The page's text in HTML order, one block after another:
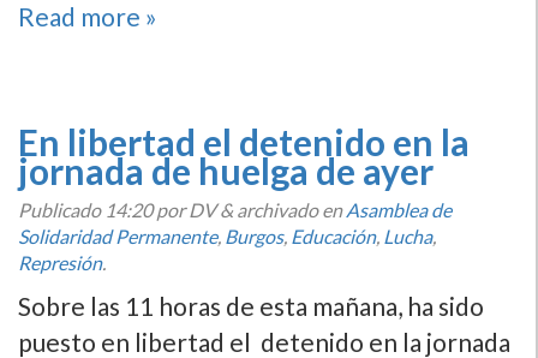
Read more »
En libertad el detenido en la
jornada de huelga de ayer
Publicado 14:20por DV&archivado enAsamblea de
Solidaridad Permanente, Burgos, Educación, Lucha,
Represión.
Sobre las 11 horas de esta mañana, ha sido
puesto en libertad el detenido en la jornada